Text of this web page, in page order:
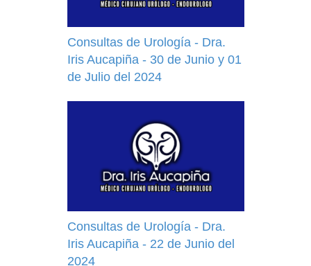
Consultas de Urología - Dra.
Iris Aucapiña - 30 de Junio y 01
de Julio del 2024
Consultas de Urología - Dra.
Iris Aucapiña - 22 de Junio del
2024